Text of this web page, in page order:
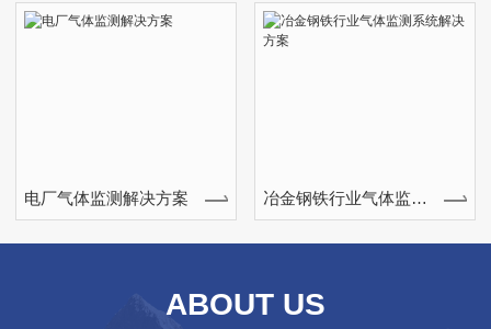
电厂气体监测解决方案 冶金钢铁行业气体监测系统解决方案
ABOUT US